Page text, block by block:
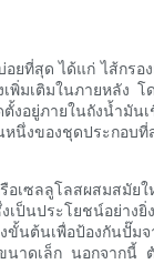
ยที่สุด ได้แก่ ไส้กร
มเติมในภายหลัง โ
อยู่ภายในถังน้ำมันเ
นึ่งของชุดประกอบ
ซลลูโลสผสมสมัยใ
นประโยชน์อย่างยิ่
ขั้นต้นเพื่อป้องกันปั๊
าดเล็ก นอกจากนี้